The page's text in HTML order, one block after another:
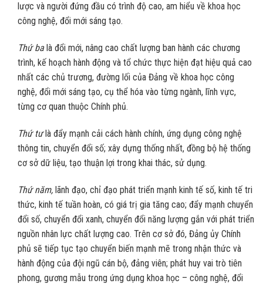
lược và người đứng đầu có trình độ cao, am hiểu về khoa học
công nghệ, đổi mới sáng tạo.
Thứ balà đổi mới, nâng cao chất lượng ban hành các chương
trình, kế hoạch hành động và tổ chức thực hiện đạt hiệu quả cao
nhất các chủ trương, đường lối của Đảng về khoa học công
nghệ, đổi mới sáng tạo, cụ thể hóa vào từng ngành, lĩnh vực,
từng cơ quan thuộc Chính phủ.
Thứ tưlà đẩy mạnh cải cách hành chính, ứng dụng công nghệ
thông tin, chuyển đổi số; xây dựng thống nhất, đồng bộ hệ thống
cơ sở dữ liệu, tạo thuận lợi trong khai thác, sử dụng.
Thứ năm, lãnh đạo, chỉ đạo phát triển mạnh kinh tế số, kinh tế tri
thức, kinh tế tuần hoàn, có giá trị gia tăng cao; đẩy mạnh chuyển
đổi số, chuyển đổi xanh, chuyển đổi năng lượng gắn với phát triển
nguồn nhân lực chất lượng cao. Trên cơ sở đó, Đảng ủy Chính
phủ sẽ tiếp tục tạo chuyển biến mạnh mẽ trong nhận thức và
hành động của đội ngũ cán bộ, đảng viên; phát huy vai trò tiên
phong, gương mẫu trong ứng dụng khoa học – công nghệ, đổi